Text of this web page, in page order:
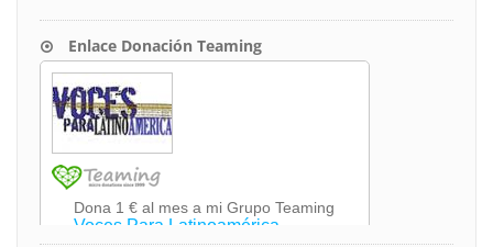
Enlace Donación Teaming